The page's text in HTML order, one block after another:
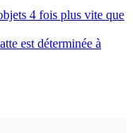
4 fois plus vite que
est déterminée à